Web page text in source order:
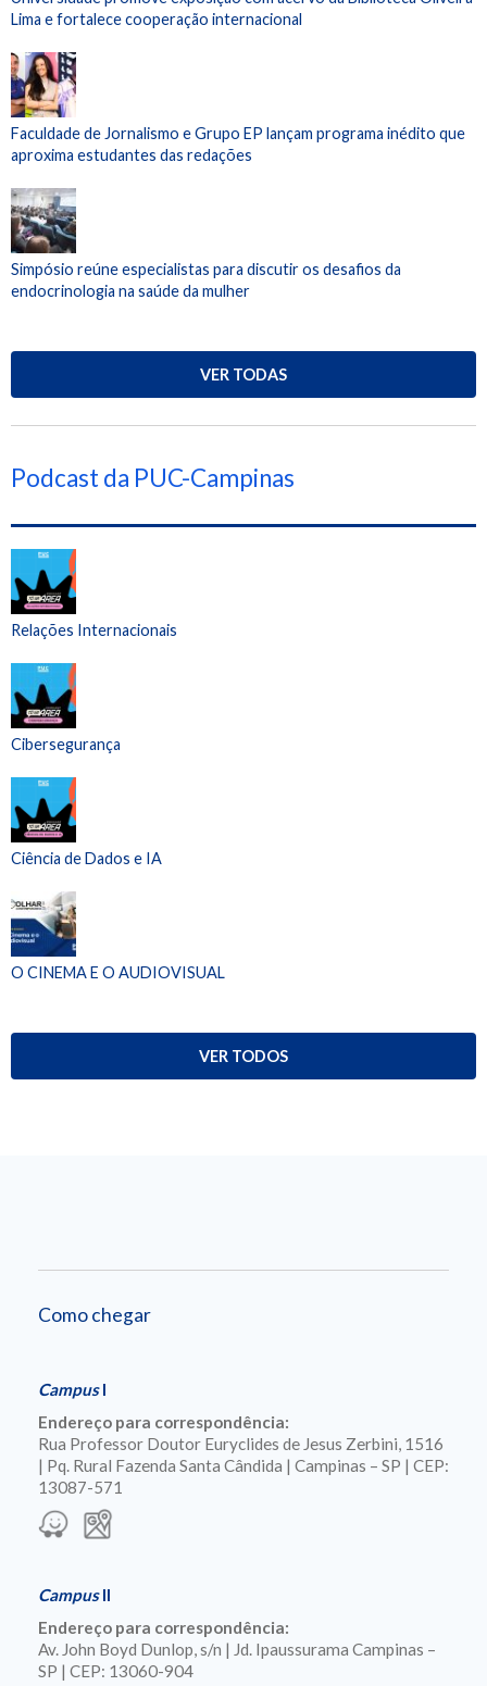
Lima e fortalece cooperação internacional
Faculdade de Jornalismo e Grupo EP lançam programa inédito que
aproxima estudantes das redações
Simpósio reúne especialistas para discutir os desafios da
endocrinologia na saúde da mulher
VER TODAS
Podcast da PUC-Campinas
Relações Internacionais
Cibersegurança
Ciência de Dados e IA
O CINEMA E O AUDIOVISUAL
VER TODOS
Como chegar
CampusI
Endereço para correspondência:
Rua Professor Doutor Euryclides de Jesus Zerbini, 1516
| Pq. Rural Fazenda Santa Cândida | Campinas – SP | CEP:
13087-571
CampusII
Endereço para correspondência:
Av. John Boyd Dunlop, s/n | Jd. Ipaussurama Campinas –
SP | CEP: 13060-904